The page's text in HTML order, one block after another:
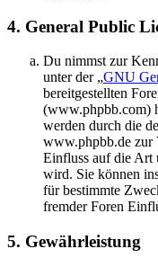
4. General Public
Du nimmst zur
unter der „GNU
bereitgestellten
(www.phpbb.com)
werden durch die
www.phpbb.de zur
Einfluss auf die Art
wird. Sie können
für bestimmte
fremder Foren
5. Gewährleistung